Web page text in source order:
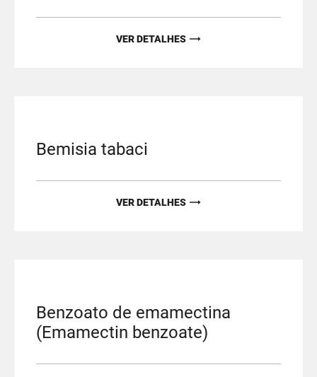
VER DETALHES
Bemisia tabaci
VER DETALHES
Benzoato de emamectina
(Emamectin benzoate)